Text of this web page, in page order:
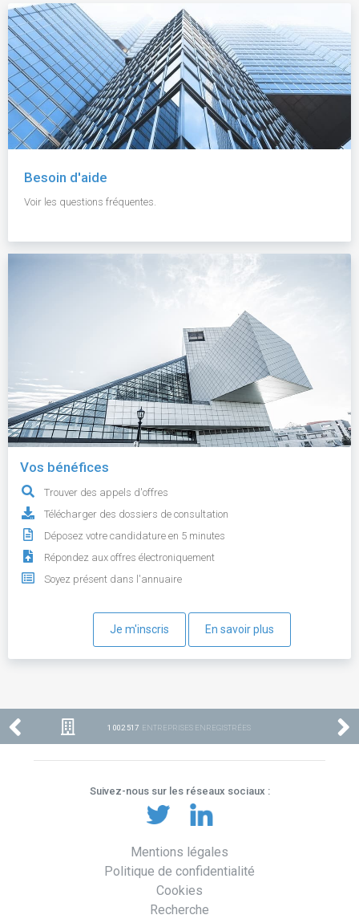
Besoin d'aide
Voir les questions fréquentes.
Vos bénéfices
Trouver des appels d'offres
Télécharger des dossiers de consultation
Déposez votre candidature en 5 minutes
Répondez aux offres électroniquement
Soyez présent dans l'annuaire
Je m'inscris En savoir plus
1 002 517 ENTREPRISES ENREGISTRÉES
Suivez-nous sur les réseaux sociaux :
Mentions légales
Politique de confidentialité
Cookies
Recherche